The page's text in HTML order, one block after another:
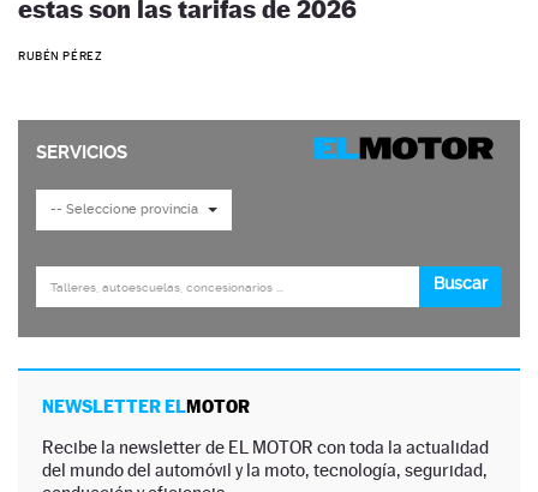
estas son las tarifas de 2026
RUBÉN PÉREZ
NEWSLETTER ELMOTOR
Recibe la newsletter de EL MOTOR con toda la actualidad
del mundo del automóvil y la moto, tecnología, seguridad,